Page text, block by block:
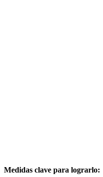
Medidas clave para lograrlo: